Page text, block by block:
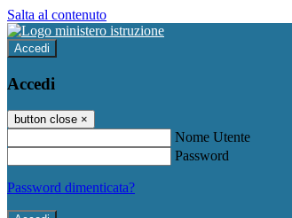
Salta al contenuto
Accedi
Accedi
button close ×
Nome Utente
Password
Password dimenticata?